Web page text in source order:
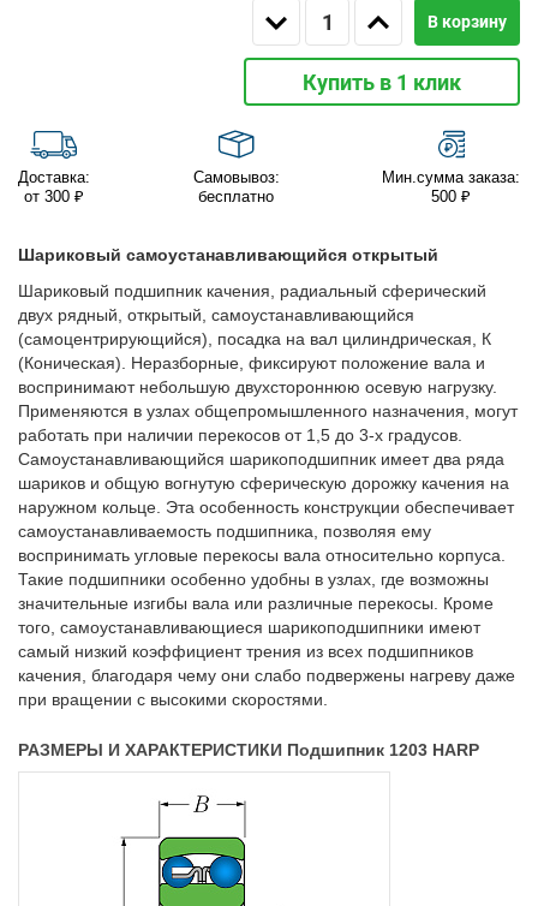
В корзину
Купить в 1 клик
Доставка:
от 300 ₽
Самовывоз:
бесплатно
Мин.сумма заказа:
500 ₽
Шариковый самоустанавливающийся открытый
Шариковый подшипник качения, радиальный сферический
двух рядный, открытый, самоустанавливающийся
(самоцентрирующийся), посадка на вал цилиндрическая, К
(Коническая). Неразборные, фиксируют положение вала и
воспринимают небольшую двухстороннюю осевую нагрузку.
Применяются в узлах общепромышленного назначения, могут
работать при наличии перекосов от 1,5 до 3-х градусов.
Самоустанавливающийся шарикоподшипник имеет два ряда
шариков и общую вогнутую сферическую дорожку качения на
наружном кольце. Эта особенность конструкции обеспечивает
самоустанавливаемость подшипника, позволяя ему
воспринимать угловые перекосы вала относительно корпуса.
Такие подшипники особенно удобны в узлах, где возможны
значительные изгибы вала или различные перекосы. Кроме
того, самоустанавливающиеся шарикоподшипники имеют
самый низкий коэффициент трения из всех подшипников
качения, благодаря чему они слабо подвержены нагреву даже
при вращении с высокими скоростями.
РАЗМЕРЫ И ХАРАКТЕРИСТИКИ Подшипник 1203 HARP